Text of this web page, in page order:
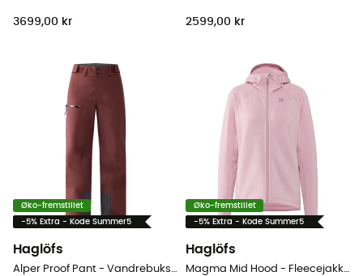
3699,00 kr 2599,00 kr
Øko-fremstillet
-5% Extra - Kode Summer5
Haglöfs
Alper Proof Pant - Vandrebukser - Damer
Øko-fremstillet
-5% Extra - Kode Summer5
Haglöfs
Magma Mid Hood - Fleecejakke - Damer